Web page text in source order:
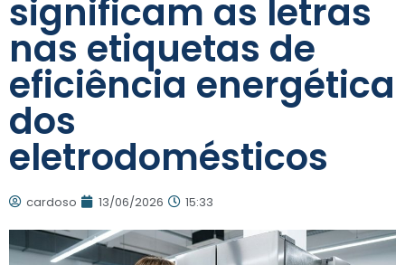
significam as letras
nas etiquetas de
eficiência energética
dos
eletrodomésticos
cardoso 13/06/2026 15:33